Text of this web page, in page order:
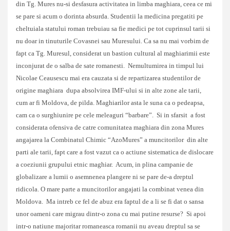
din Tg. Mures nu-si desfasura activitatea in limba maghiara, ceea ce mi
se pare si acum o dorinta absurda. Studentii la medicina pregatiti pe
cheltuiala statului roman trebuiau sa fie medici pe tot cuprinsul tarii si
nu doar in tinuturile Covasnei sau Muresului. Ca sa nu mai vorbim de
fapt ca Tg. Muresul, considerat un bastion cultural al maghiarimii este
inconjurat de o salba de sate romanesti. Nemultumirea in timpul lui
Nicolae Ceausescu mai era cauzata si de repartizarea studentilor de
origine maghiara dupa absolvirea IMF-ului si in alte zone ale tarii,
cum ar fi Moldova, de pilda. Maghiarilor asta le suna ca o pedeapsa,
cam ca o surghiunire pe cele meleaguri “barbare”. Si in sfarsit a fost
considerata ofensiva de catre comunitatea maghiara din zona Mures
angajarea la Combinatul Chimic “AzoMures” a muncitorilor din alte
parti ale tarii, fapt care a fost vazut ca o actiune sistematica de dislocare
a coeziunii grupului etnic maghiar. Acum, in plina campanie de
globalizare a lumii o asemnenea plangere ni se pare de-a dreptul
ridicola. O mare parte a muncitorilor angajati la combinat venea din
Moldova. Ma intreb ce fel de abuz era faptul de a li se fi dat o sansa
unor oameni care migrau dintr-o zona cu mai putine resurse? Si apoi
intr-o natiune majoritar romaneasca romanii nu aveau dreptul sa se